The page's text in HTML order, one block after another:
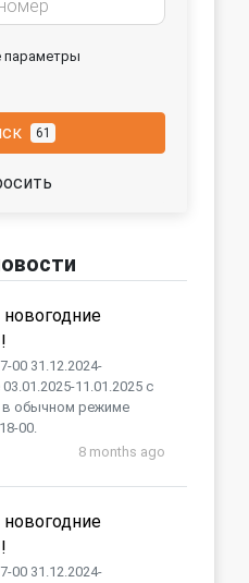
параметры
61
00 31.12.2024-
11.01.2025 с
в обычном режиме
00.
8 months ago
00 31.12.2024-